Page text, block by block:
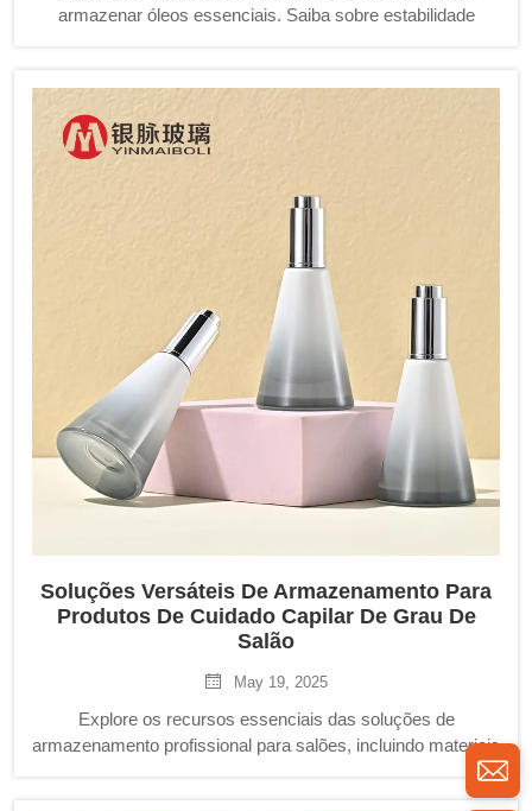
armazenar óleos essenciais. Saiba sobre estabilidade
Soluções Versáteis De Armazenamento Para
Produtos De Cuidado Capilar De Grau De
Salão
May 19, 2025
Explore os recursos essenciais das soluções de
armazenamento profissional para salões, incluindo materiais
inovadoras de embalagem. Aprenda sobre compartimentos